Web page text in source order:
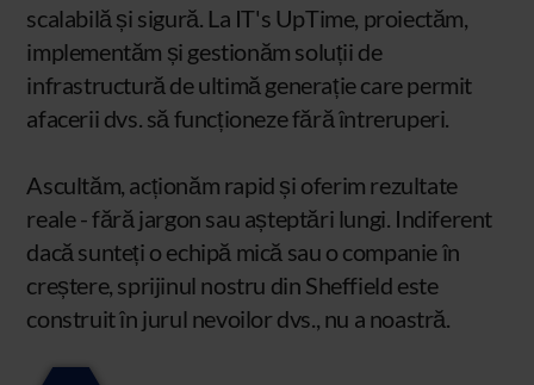
scalabilă și sigură. La IT's UpTime, proiectăm,
implementăm și gestionăm soluții de
infrastructură de ultimă generație care permit
afacerii dvs. să funcționeze fără întreruperi.
Ascultăm, acționăm rapid și oferim rezultate
reale - fără jargon sau așteptări lungi. Indiferent
dacă sunteți o echipă mică sau o companie în
creștere, sprijinul nostru din Sheffield este
construit în jurul nevoilor dvs., nu a noastră.